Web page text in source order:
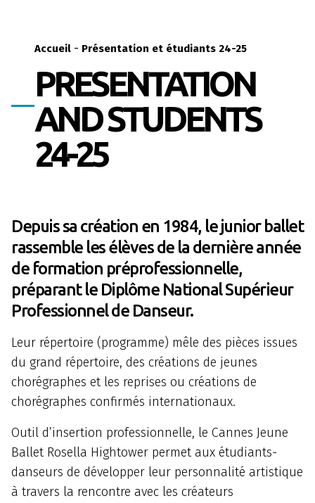
Accueil- Présentation et étudiants 24-25
PRESENTATION
AND STUDENTS
24-25
Depuis sa création en 1984, le junior ballet
rassemble les élèves de la dernière année
de formation préprofessionnelle,
préparant le Diplôme National Supérieur
Professionnel de Danseur.
Leur répertoire (programme) mêle des pièces issues
du grand répertoire, des créations de jeunes
chorégraphes et les reprises ou créations de
chorégraphes confirmés internationaux.
Outil d’insertion professionnelle, le Cannes Jeune
Ballet Rosella Hightower permet aux étudiants-
danseurs de développer leur personnalité artistique
à travers la rencontre avec les créateurs